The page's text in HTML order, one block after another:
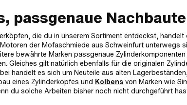
passgenaue
die du in unserem Sortiment entdeckst,
der Mofaschmiede aus Schweinfurt unterwegs
bewährte Marken passgenaue
Gleiches gilt natürlich ebenfalls für die originalen
handelt es sich um Neuteile aus alten
eines Zylinderkopfes und Kolbens von Marken wie
du solche Arbeiten bisher noch nicht durchgeführt